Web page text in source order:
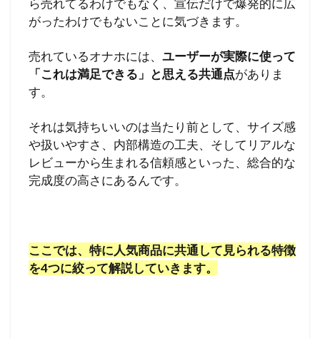
ら売れてるわけでもなく、宣伝だけで爆発的に広
がったわけでもないことに気づきます。
売れているオナホには、 ユーザーが実際に使って
「これは満足できる」と思える共通点がありま
す。
それは気持ちいいのは当たり前として、サイズ感
や扱いやすさ、内部構造の工夫、そしてリアルな
レビューから生まれる信頼感といった、総合的な
完成度の高さにあるんです。
ここでは、特に人気商品に共通して見られる特徴
を4つに絞って解説していきます。